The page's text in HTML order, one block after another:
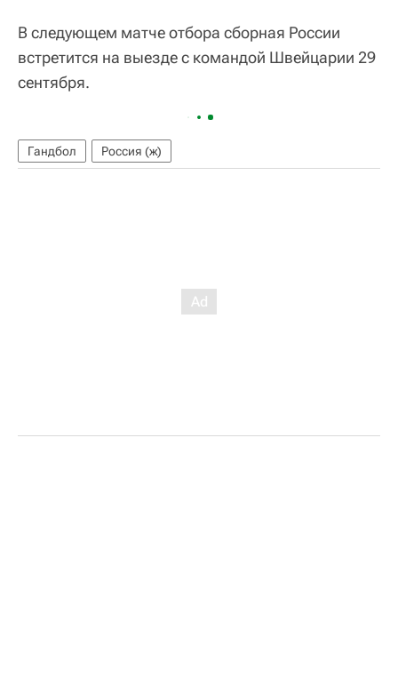
В следующем матче отбора сборная России
встретится на выезде с командой Швейцарии 29
сентября.
Гандбол Россия (ж)